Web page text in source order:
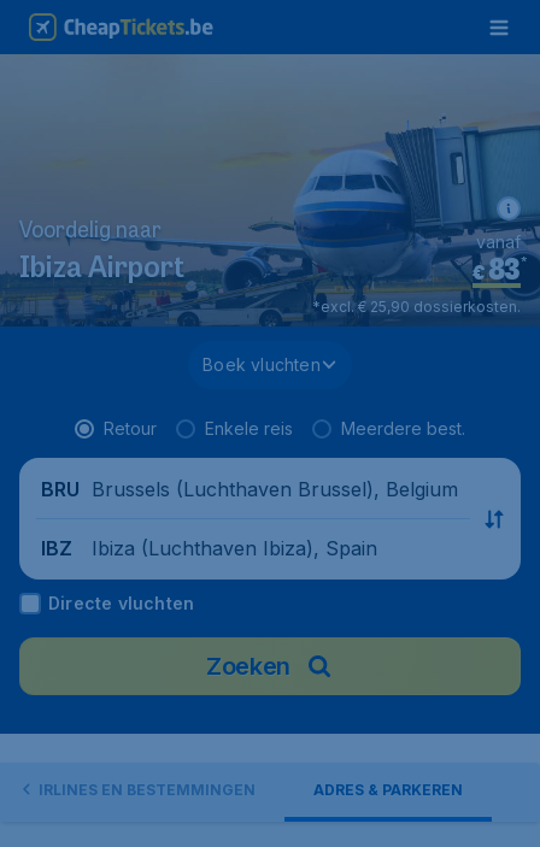
Voordelig naar
Ibiza Airport €83*
vanaf
*excl. € 25,90 dossierkosten.
Boek vluchten
Retour Enkele reis Meerdere best.
BRU Brussels (Luchthaven Brussel), Belgium
IBZ Ibiza (Luchthaven Ibiza), Spain
Directe vluchten
Zoeken
AIRLINES EN BESTEMMINGEN ADRES & PARKEREN